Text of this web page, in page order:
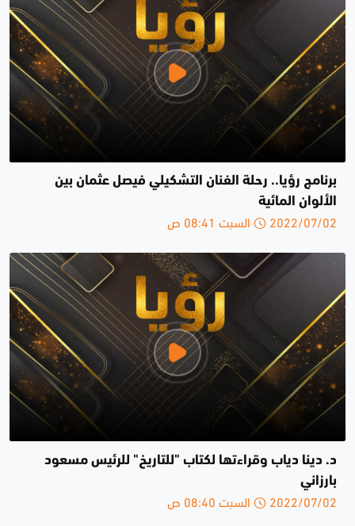
برنامج رؤيا.. رحلة الفنان التشكيلي فيصل عثمان بين
الألوان المائية
2022/07/02 السبت 08:41 ص
د. دينا دياب وقراءتها لكتاب "للتاريخ" للرئيس مسعود
بارزاني
2022/07/02 السبت 08:40 ص